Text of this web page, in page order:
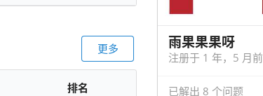
更多
排名
雨果果果呀
注册于 1 年，5 月前
已解出 8 个问题